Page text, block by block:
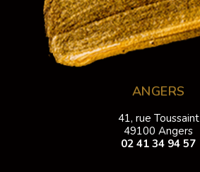
ANGERS
41, rue Toussaint
49100 Angers
02 41 34 94 57